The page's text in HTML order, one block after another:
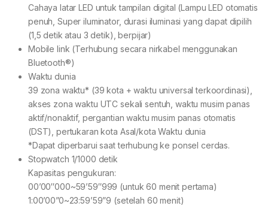
Cahaya latar LED untuk tampilan digital (Lampu LED otomatis
penuh, Super iluminator, durasi iluminasi yang dapat dipilih
(1,5 detik atau 3 detik), berpijar)
Mobile link (Terhubung secara nirkabel menggunakan
Bluetooth®)
Waktu dunia
39 zona waktu* (39 kota + waktu universal terkoordinasi),
akses zona waktu UTC sekali sentuh, waktu musim panas
aktif/nonaktif, pergantian waktu musim panas otomatis
(DST), pertukaran kota Asal/kota Waktu dunia
*Dapat diperbarui saat terhubung ke ponsel cerdas.
Stopwatch 1/1000 detik
Kapasitas pengukuran:
00’00″000~59’59″999 (untuk 60 menit pertama)
1:00’00”0~23:59’59”9 (setelah 60 menit)